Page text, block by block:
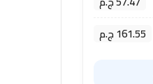
161.55 ج.م